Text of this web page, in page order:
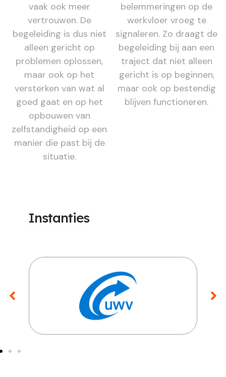
vaak ook meer
vertrouwen. De
begeleiding is dus niet
alleen gericht op
problemen oplossen,
maar ook op het
versterken van wat al
goed gaat en op het
opbouwen van
zelfstandigheid op een
manier die past bij de
situatie.
belemmeringen op de
werkvloer vroeg te
signaleren. Zo draagt de
begeleiding bij aan een
traject dat niet alleen
gericht is op beginnen,
maar ook op bestendig
blijven functioneren.
Instanties